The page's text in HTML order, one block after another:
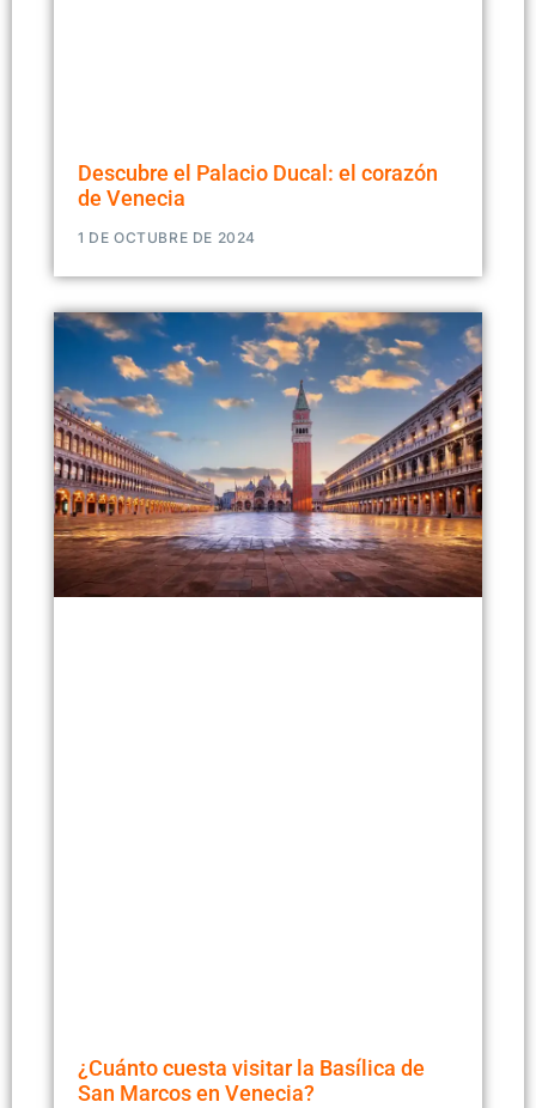
Descubre el Palacio Ducal: el corazón
de Venecia
1 DE OCTUBRE DE 2024
¿Cuánto cuesta visitar la Basílica de
San Marcos en Venecia?